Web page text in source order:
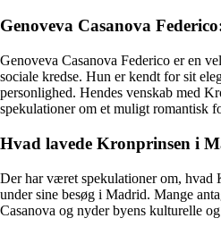
Genoveva Casanova
Genoveva Casanova Federico er en
sociale kredse. Hun er kendt for sit
personlighed. Hendes venskab med
spekulationer om et muligt romantisk
Hvad lavede Kronprinsen i
Der har været spekulationer om, hvad
under sine besøg i Madrid. Mange
Casanova og nyder byens kulturelle